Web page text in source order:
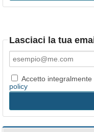
Lasciaci la tua
Accetto integralmente
policy